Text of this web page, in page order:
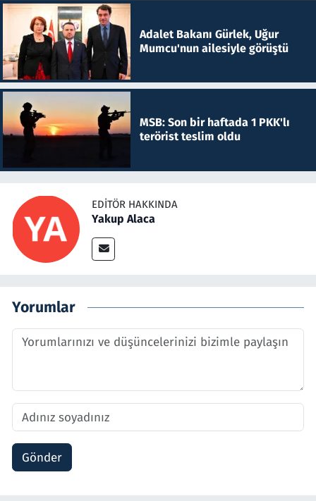
Adalet Bakanı Gürlek, Uğur
Mumcu'nun ailesiyle görüştü
MSB: Son bir haftada 1 PKK'lı
terörist teslim oldu
EDITÖR HAKKINDA
Yakup Alaca
Yorumlar
Gönder